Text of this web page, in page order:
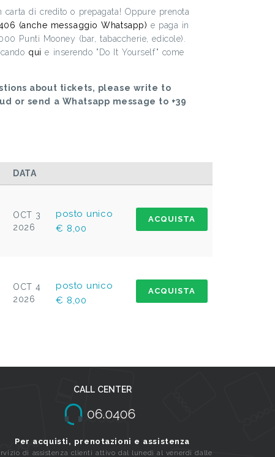
di credito o prepagata! Oppure prenota
(anche messaggio Whatsapp) e paga in
Punti Mooney (bar, tabaccherie, edicole).
qui e inserendo "Do It Yourself" come
about tickets, please write to
or send a Whatsapp message to +39
DATA
OCT 3
2026
posto unico
€ 8,00
ACQUISTA
OCT 4
2026
posto unico
€ 8,00
ACQUISTA
CALL CENTER
Per acquisti, prenotazioni e assistenza
di assistenza clienti attivo dal lunedi al venerdi dalle